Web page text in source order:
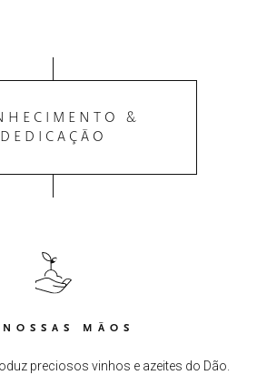
&
DEDICAÇÃO
MÃOS
preciosos vinhos e azeites do Dão.